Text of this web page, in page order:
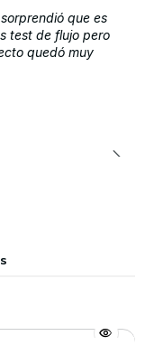
que es
test de flujo pero
quedó muy